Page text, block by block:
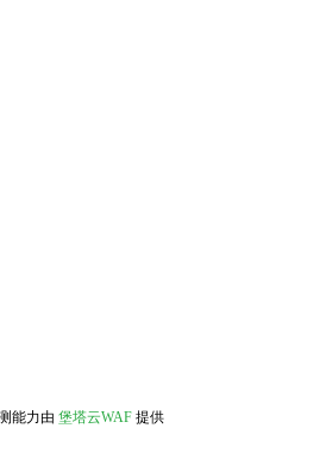
能力由 堡塔云WAF 提供